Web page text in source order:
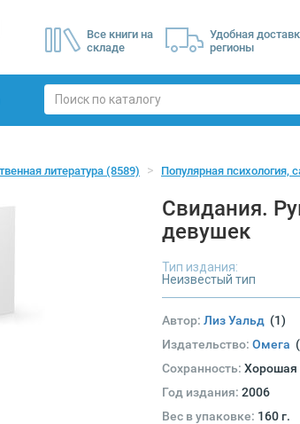
Все книги на
складе
Удобная
регионы
литература (8589) Популярная психология,
Свидания.
девушек
Тип издания:
Неизвестый тип
Автор: Лиз Уальд (1)
Издательство: Омега
Сохранность: Хорошая
Год издания: 2006
Вес в упаковке: 160 г.